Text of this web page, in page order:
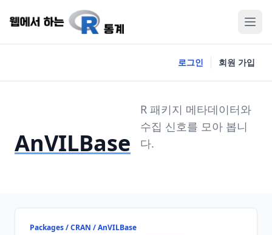
로그인 회원 가입
AnVILBase
R 패키지 메타데이터와
수집 신호를 모아 봅니
다.
Packages / CRAN / AnVILBase